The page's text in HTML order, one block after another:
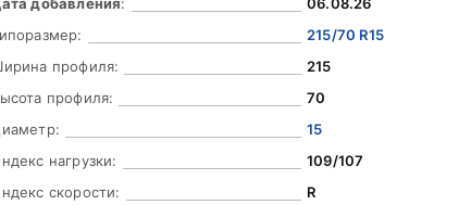
добавления:
06.08.26
215/70 R15
профиля:
215
профиля:
70
15
нагрузки:
109/107
скорости:
R